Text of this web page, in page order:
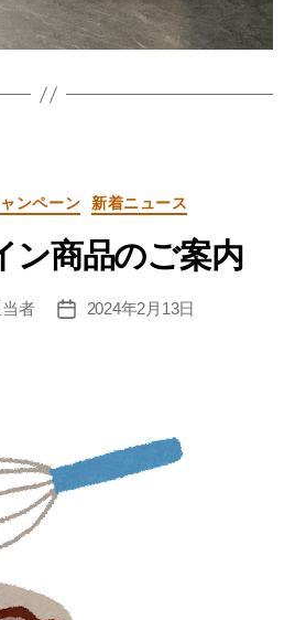
Categories
ンペーン 新着ニュース
ン商品のご案内
者
Post2024年2月13日